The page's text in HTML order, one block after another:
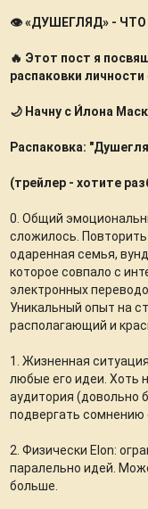
👁️ «ДУШЕГЛЯД» - ЧТО
🔥 Этот пост я
распаковки
🌙 Начну с И́лона
Распаковка:
(трейлер - хотите
0. Общий
сложилось.
одаренная семья,
которое совпало с
электронных
Уникальный опыт на
располагающий и
1. Жизненная
любые его идеи. Хоть
аудитория (довольно
подвергать сомнению
2. Физически Elon:
паралельно идей.
больше.